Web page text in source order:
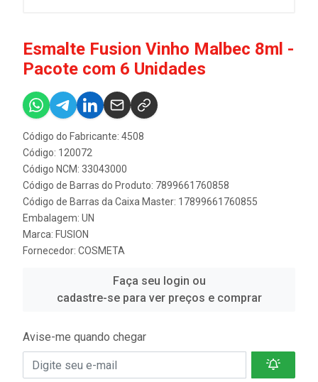
Esmalte Fusion Vinho Malbec 8ml -
Pacote com 6 Unidades
Código do Fabricante: 4508
Código: 120072
Código NCM: 33043000
Código de Barras do Produto: 7899661760858
Código de Barras da Caixa Master: 17899661760855
Embalagem: UN
Marca: FUSION
Fornecedor: COSMETA
Faça seu login ou
cadastre-se para ver preços e comprar
Avise-me quando chegar